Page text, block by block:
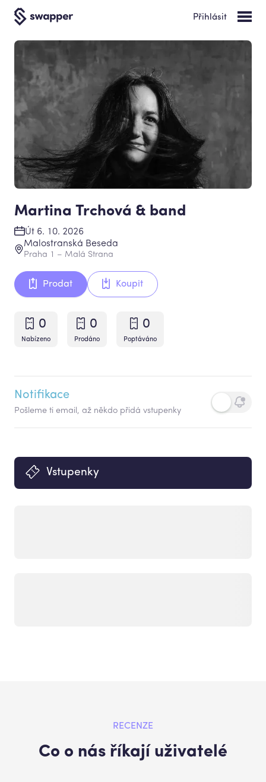
Přihlásit
Martina Trchová & band
Út 6. 10. 2026
Malostranská Beseda
Praha 1 – Malá Strana
Prodat Koupit
0
Nabízeno
0
Prodáno
0
Poptáváno
Notifikace
Pošleme ti email, až někdo přidá vstupenky
Vstupenky
RECENZE
Co o nás říkají uživatelé